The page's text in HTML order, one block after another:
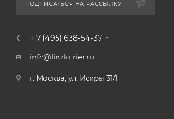
ПОДПИСАТЬСЯ НА РАССЫЛКУ
+ 7 (495) 638-54-37
info@linzkurier.ru
г. Москва, ул. Искры 31/1